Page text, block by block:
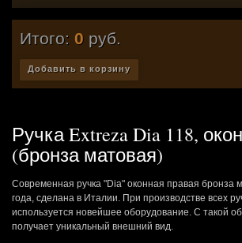
Итого: 0 руб.
Добавить в корзину
Ручка Extreza Dia 118,
(бронза матовая)
Современная ручка "Dia" оконная правая бронза
года, сделана в Италии. При производстве всех
используется новейшее оборудование. С такой
получает уникальный внешний вид.